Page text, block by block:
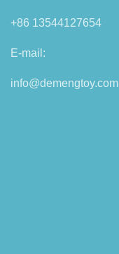
+86 13544127654
E-mail:
info@demengtoy.com